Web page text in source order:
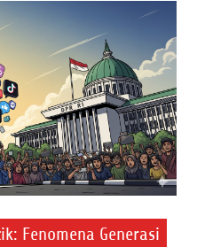
Fenomena Generasi